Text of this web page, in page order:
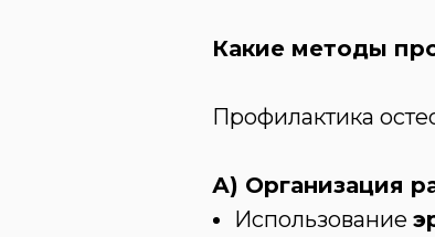
Какие методы
Профилактика
А) Организация
Использование